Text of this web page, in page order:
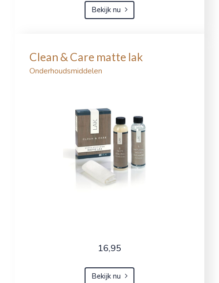
Bekijk nu
Clean & Care matte lak
Onderhoudsmiddelen
16,95
Bekijk nu